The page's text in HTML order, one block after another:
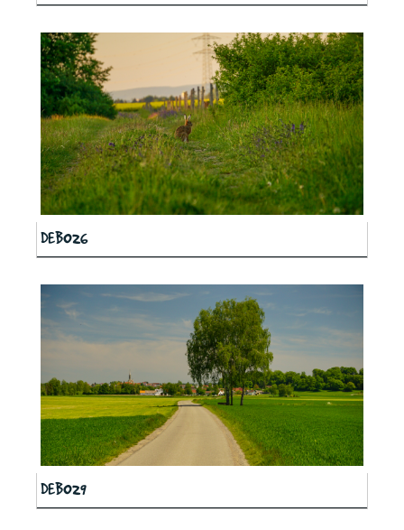
DEB026
DEB029